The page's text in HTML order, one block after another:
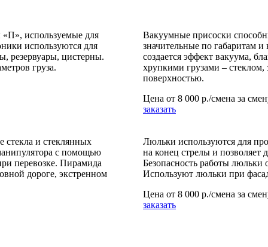
«П», используемые для
используются для
резервуары, цистерны.
груза.
Вакуумные присоски
значительные по габаритам
создается эффект вакуума,
хрупкими грузами –
поверхностью.
Цена от 8 000 р./смена за
заказать
и стеклянных
с помощью
перевозке. Пирамида
дороге, экстренном
Люльки используются для
на конец стрелы и позволяет
Безопасность работы люльки
Используют люльки при
Цена от 8 000 р./смена за
заказать